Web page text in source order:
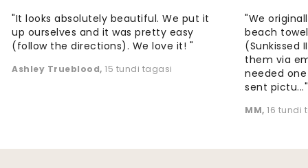
"It looks absolutely beautiful. We put it
up ourselves and it was pretty easy
(follow the directions). We love it! "
Ashley Trueblood, 15 tundi tagasi
"We
beach
(Sunkissed
them via
needed
sent pictu..."
MM, 16 tundi